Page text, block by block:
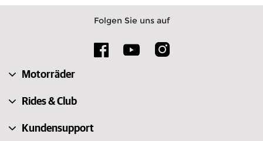
Folgen Sie uns auf
Motorräder
Rides & Club
Kundensupport